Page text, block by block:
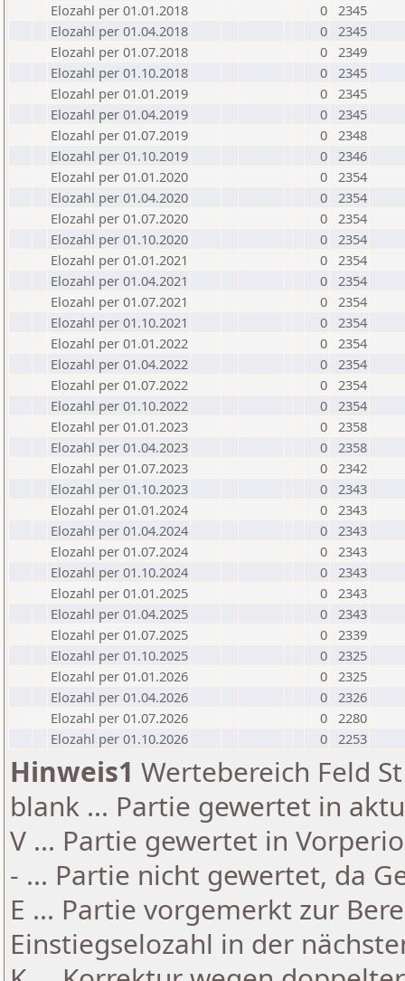
Elozahl per 01.01.2018
0 2345
Elozahl per 01.04.2018
0 2345
Elozahl per 01.07.2018
0 2349
Elozahl per 01.10.2018
0 2345
Elozahl per 01.01.2019
0 2345
Elozahl per 01.04.2019
0 2345
Elozahl per 01.07.2019
0 2348
Elozahl per 01.10.2019
0 2346
Elozahl per 01.01.2020
0 2354
Elozahl per 01.04.2020
0 2354
Elozahl per 01.07.2020
0 2354
Elozahl per 01.10.2020
0 2354
Elozahl per 01.01.2021
0 2354
Elozahl per 01.04.2021
0 2354
Elozahl per 01.07.2021
0 2354
Elozahl per 01.10.2021
0 2354
Elozahl per 01.01.2022
0 2354
Elozahl per 01.04.2022
0 2354
Elozahl per 01.07.2022
0 2354
Elozahl per 01.10.2022
0 2354
Elozahl per 01.01.2023
0 2358
Elozahl per 01.04.2023
0 2358
Elozahl per 01.07.2023
0 2342
Elozahl per 01.10.2023
0 2343
Elozahl per 01.01.2024
0 2343
Elozahl per 01.04.2024
0 2343
Elozahl per 01.07.2024
0 2343
Elozahl per 01.10.2024
0 2343
Elozahl per 01.01.2025
0 2343
Elozahl per 01.04.2025
0 2343
Elozahl per 01.07.2025
0 2339
Elozahl per 01.10.2025
0 2325
Elozahl per 01.01.2026
0 2325
Elozahl per 01.04.2026
0 2326
Elozahl per 01.07.2026
0 2280
Elozahl per 01.10.2026
0 2253
Hinweis1 Wertebereich Feld
blank ... Partie gewertet in
V ... Partie gewertet in
- ... Partie nicht gewertet, da
E ... Partie vorgemerkt zur
Einstiegselozahl in der